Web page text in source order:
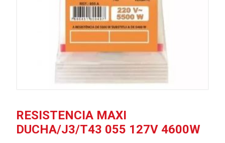
RESISTENCIA MAXI
DUCHA/J3/T43 055 127V 4600W